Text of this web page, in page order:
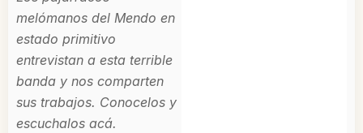
melómanos del Mendo en
estado primitivo
entrevistan a esta terrible
banda y nos comparten
sus trabajos. Conocelos y
escuchalos acá.